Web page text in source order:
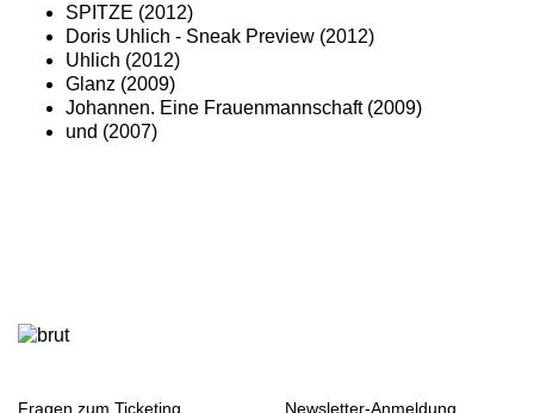
SPITZE (2012)
Doris Uhlich - Sneak Preview (2012)
Uhlich (2012)
Glanz (2009)
Johannen. Eine Frauenmannschaft (2009)
und (2007)
Fragen zum Ticketing Newsletter-Anmeldung